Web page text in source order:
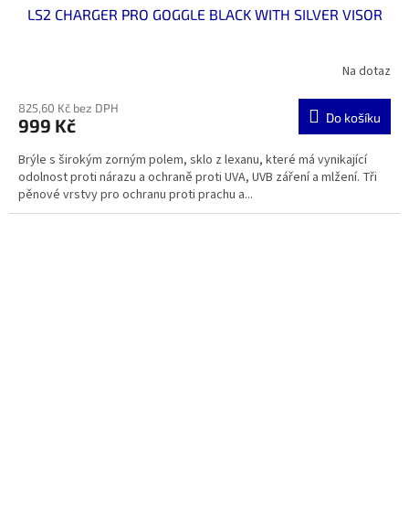
LS2 CHARGER PRO GOGGLE BLACK WITH SILVER VISOR
Na dotaz
825,60 Kč bez DPH
999 Kč Do košíku
Brýle s širokým zorným polem, sklo z lexanu, které má vynikající
odolnost proti nárazu a ochraně proti UVA, UVB záření a mlžení. Tři
pěnové vrstvy pro ochranu proti prachu a...